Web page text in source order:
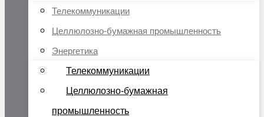
Телекоммуникации
Целлюлозно-бумажная промышленность
Энергетика
Телекоммуникации
Целлюлозно-бумажная
промышленность